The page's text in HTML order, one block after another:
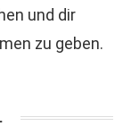
und dir
zu geben.